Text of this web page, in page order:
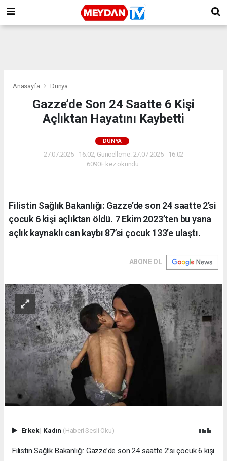
Anasayfa Dünya
Gazze’de Son 24 Saatte 6 Kişi
Açlıktan Hayatını Kaybetti
DÜNYA
27.07.2025 - 16:02, Güncelleme: 27.07.2025 - 16:02
6090+ kez okundu.
Filistin Sağlık Bakanlığı: Gazze’de son 24 saatte 2’si
çocuk 6 kişi açlıktan öldü. 7 Ekim 2023’ten bu yana
açlık kaynaklı can kaybı 87’si çocuk 133’e ulaştı.
ABONE OL
Erkek| Kadın (Haberi Sesli Oku)
Filistin Sağlık Bakanlığı: Gazze’de son 24 saatte 2’si çocuk 6 kişi